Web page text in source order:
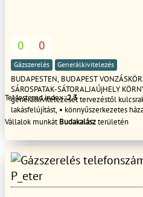
0 0
Gázszerelés Generálkivitelezés
BUDAPESTEN, BUDAPEST
SÁROSPATAK-SÁTORALJAÚjHELY
generálkivitelezését tervezéstől
lakásfelújítást, • könnyűszerkezetes
medenceépítést, • kerítés-, kocsibeálló
(hideg- meleg burkolás), • festést-
hő- és vízszigetelését, • víz-gáz-
cseréjét, • tetőfedést és egyéb
összeszokott, profi csapat! Garantáljuk a
TeMestered index:2.3
Vállalok munkátBudakalászterületén
P_eter